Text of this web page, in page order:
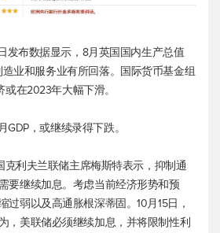
发布数据显示，8月英国国内生产总值
造业和服务业有所回落。国际货币基金组
或在2023年大幅下滑。
GDP，或继续录得下跌。
克利夫兰联储主席梅斯特表示，抑制通
要继续加息。考虑当前经济形势和预
过弱以及高通胀根深蒂固。10月15日，
，美联储必须继续加息，并将限制性利